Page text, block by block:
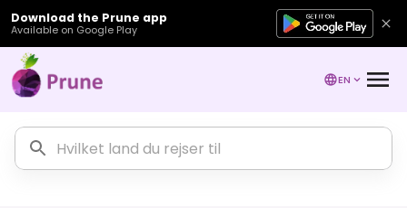
Download the Prune app
Available on Google Play
EN